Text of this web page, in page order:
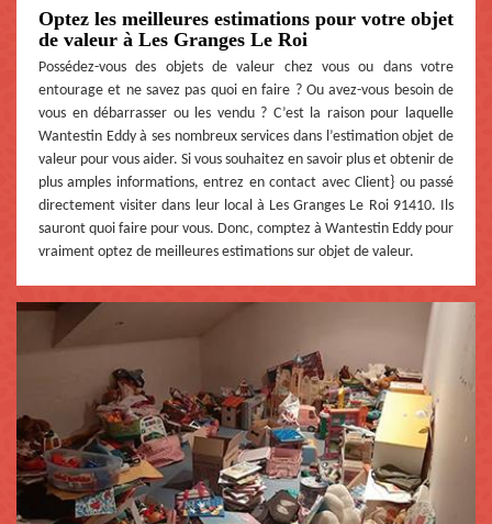
Optez les meilleures estimations pour votre objet
de valeur à Les Granges Le Roi
Possédez-vous des objets de valeur chez vous ou dans votre
entourage et ne savez pas quoi en faire ? Ou avez-vous besoin de
vous en débarrasser ou les vendu ? C’est la raison pour laquelle
Wantestin Eddy à ses nombreux services dans l’estimation objet de
valeur pour vous aider. Si vous souhaitez en savoir plus et obtenir de
plus amples informations, entrez en contact avec Client} ou passé
directement visiter dans leur local à Les Granges Le Roi 91410. Ils
sauront quoi faire pour vous. Donc, comptez à Wantestin Eddy pour
vraiment optez de meilleures estimations sur objet de valeur.